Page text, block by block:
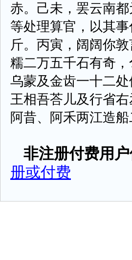
赤。己未，罢云南
等处理算官，以其
斤。丙寅，阔阔你
糯二万五千石有奇
乌蒙及金齿一十二
王相吾荅儿及行省
阿昔、阿禾两江造
非注册付费用户
册或付费